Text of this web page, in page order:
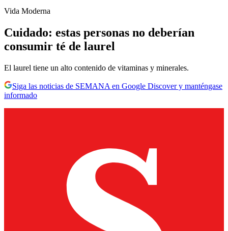
Vida Moderna
Cuidado: estas personas no deberían
consumir té de laurel
El laurel tiene un alto contenido de vitaminas y minerales.
Siga las noticias de SEMANA en Google Discover y manténgase
informado